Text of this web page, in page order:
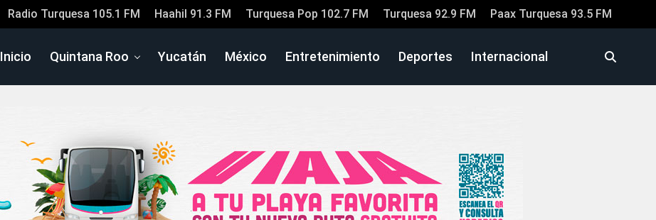
Radio Turquesa 105.1 FM Haahil 91.3 FM Turquesa Pop 102.7 FM Turquesa 92.9 FM Paax Turquesa 93.5 FM
Inicio Quintana Roo Yucatán México Entretenimiento Deportes Internacional